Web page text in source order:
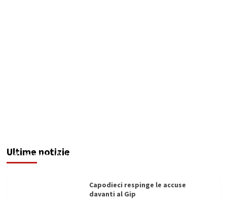
Ultime notizie
Redazione 11/06/2026
Capodieci respinge le accuse
davanti al Gip